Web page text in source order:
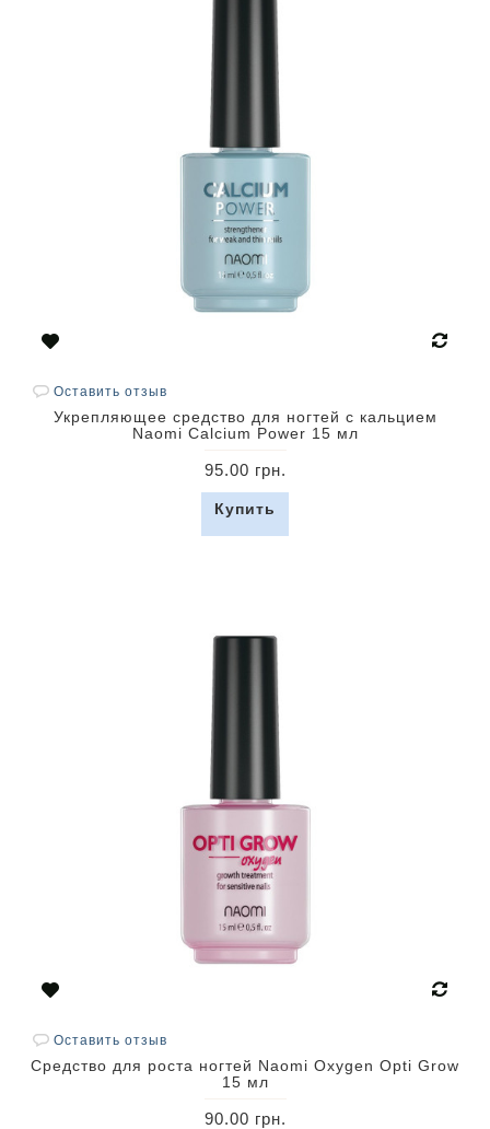
Оставить отзыв
Укрепляющее средство для ногтей с кальцием
Naomi Calcium Power 15 мл
95.00 грн.
Купить
Оставить отзыв
Средство для роста ногтей Naomi Oxygen Opti Grow
15 мл
90.00 грн.